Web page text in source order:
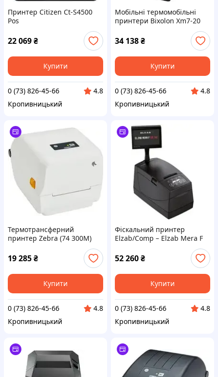
Принтер Citizen Ct-S4500
Pos
(DK_NR_IWA_CZCTS4500XNEBX)
22 069₴
Купити
0 (73) 826-45-66
4.8
Кропивницький
Мобільні термомобільні
принтери Bixolon Xm7-20
бездротові (XM720IK)
34 138₴
Купити
0 (73) 826-45-66
4.8
Кропивницький
Термотрансферний
принтер Zebra (74 300M)
Стандарт Ezpl 203 Dpi
Шнури живлення ЄС і
Великобританії USB
Ethernet
19 285₴
Купити
0 (73) 826-45-66
4.8
Кропивницький
Фіскальний принтер
Elzab/Comp – Elzab Mera F
52 260₴
Купити
0 (73) 826-45-66
4.8
Кропивницький